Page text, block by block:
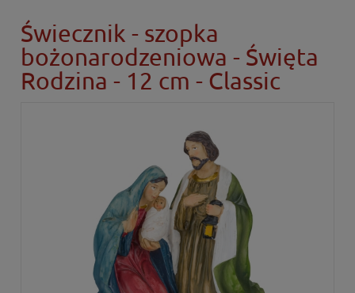
Świecznik - szopka
bożonarodzeniowa - Święta
Rodzina - 12 cm - Classic